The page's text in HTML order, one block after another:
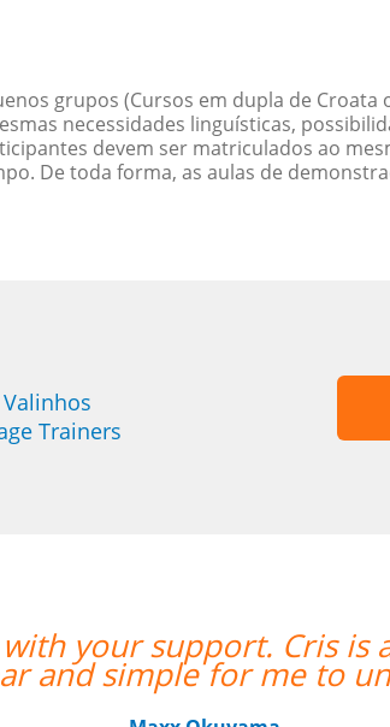
grupos (Cursos em dupla de
necessidades linguísticas,
devem ser matriculados ao
De toda forma, as aulas de
Trainers
me; his teaching